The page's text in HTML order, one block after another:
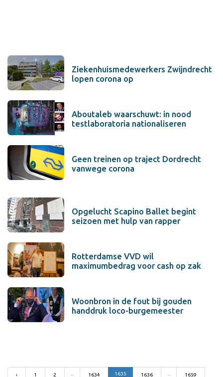
Ziekenhuismedewerkers Zwijndrecht
lopen corona op
Aboutaleb waarschuwt: in nood
testlaboratoria nationaliseren
Geen treinen op traject Dordrecht
vanwege corona
Opgelucht Scapino Ballet begint
seizoen met hulp van rapper
Rotterdamse VVD wil
maximumbedrag voor cash op zak
Woonbron in de fout bij gouden
handdruk loco-burgemeester
‹ 1 2 1634 1635 1636 1659